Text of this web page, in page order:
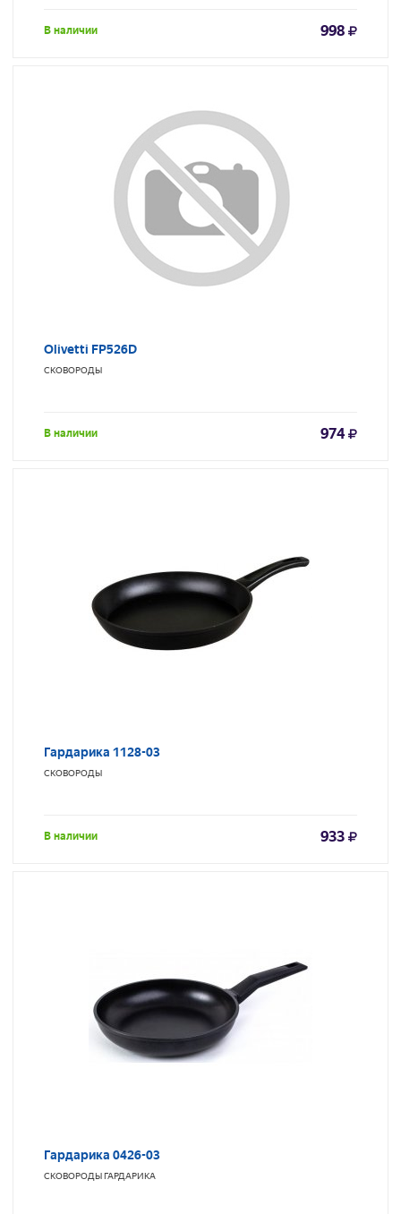
В наличии 998
Olivetti FP526D
СКОВОРОДЫ
В наличии 974
Гардарика 1128-03
СКОВОРОДЫ
В наличии 933
Гардарика 0426-03
СКОВОРОДЫГАРДАРИКА